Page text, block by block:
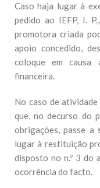
Caso haja lugar à
pedido ao IEFP, I.
promotora criada
apoio concedido,
coloque em causa
financeira.
No caso de
que, no decurso do
obrigações, passe a
lugar à restituição
disposto no n.º 3 do
ocorrência do facto.